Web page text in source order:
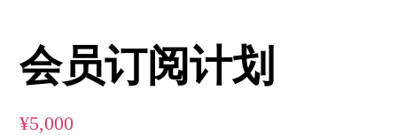
会员订阅计划
¥5,000